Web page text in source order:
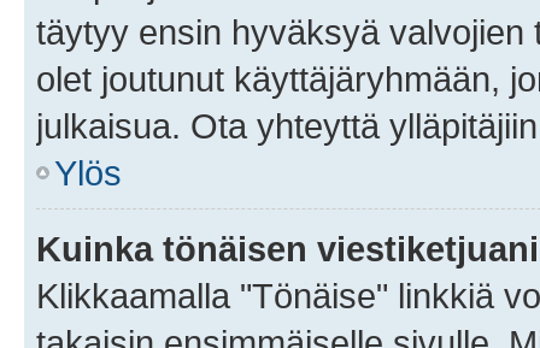
täytyy ensin hyväksyä
olet joutunut käyttäjäryhmään,
julkaisua. Ota yhteyttä
Ylös
Kuinka tönäisen
Klikkaamalla "Tönäise" linkkiä